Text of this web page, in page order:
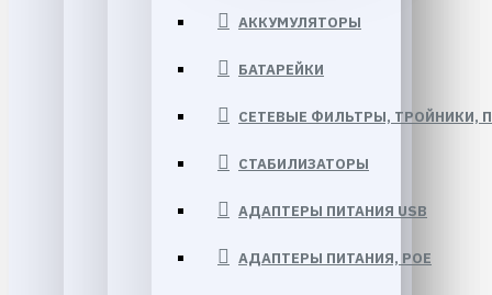
АККУМУЛЯТОРЫ
БАТАРЕЙКИ
СЕТЕВЫЕ ФИЛЬТРЫ, ТРОЙНИКИ,
СТАБИЛИЗАТОРЫ
АДАПТЕРЫ ПИТАНИЯ USB
АДАПТЕРЫ ПИТАНИЯ, POE